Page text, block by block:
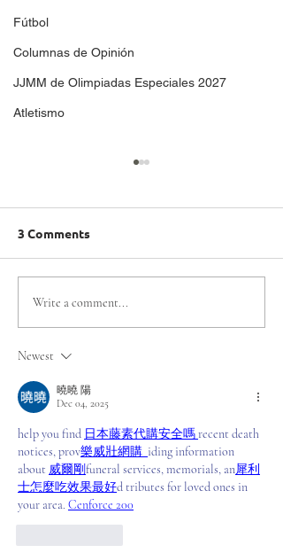
Fútbol
Columnas de Opinión
JJMM de Olimpiadas Especiales 2027
Atletismo
Región de Ñuble da
inicio al camino rumbo a
Especiales Santiago
2027 con Clasificatorio
de Tenis de Mesa
3 Comments
Write a comment...
Newest
曉曉 陽
Dec 04, 2025
help you find 日本藤素代購安全嗎recent death
notices, prov樂威壯網購 iding information
about 威爾剛funeral services, memorials, an犀利
士怎麼吃效果最好d tributes for loved ones in
your area. Cenforce 200